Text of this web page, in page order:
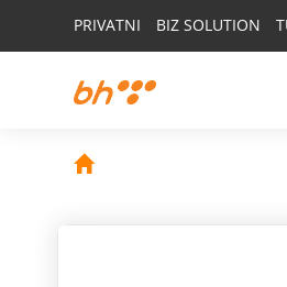
PRIVATNI BIZ SOLUTION